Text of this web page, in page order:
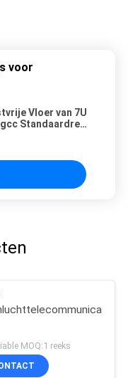
voor
Vloer van 7U
Standaardrek
MOQ:1 reeks